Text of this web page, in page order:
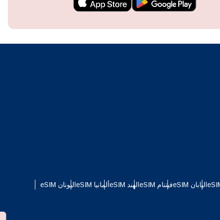
اليابان eSIM فيتنام eSIM الهند eSIM ألمانيا eSIM
اليونان eSIM